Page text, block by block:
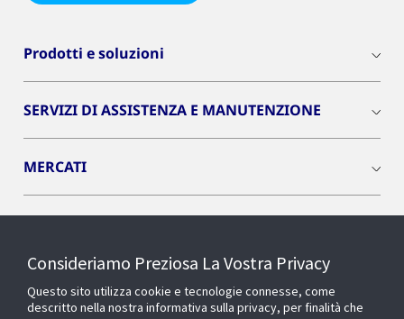
Prodotti e soluzioni
SERVIZI DI ASSISTENZA E MANUTENZIONE
MERCATI
Consideriamo Preziosa La Vostra Privacy
Questo sito utilizza cookie e tecnologie connesse, come
descritto nella nostra informativa sulla privacy, per finalità che